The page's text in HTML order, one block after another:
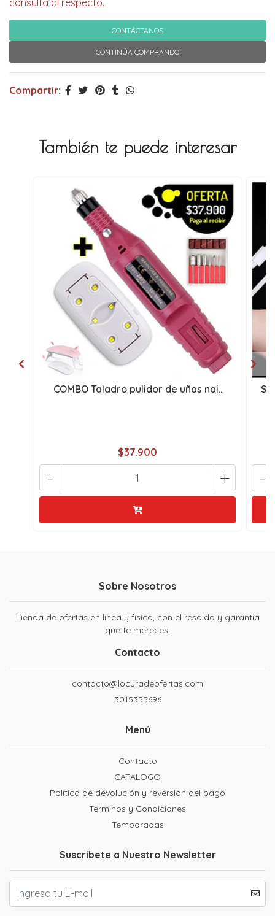
consulta al respecto.
CONTÁCTANOS
CONTINÚA COMPRANDO
Compartir:
También te puede interesar
COMBO Taladro pulidor de uñas nai..
$37.900
+
- -
Sobre Nosotros
Tienda de ofertas en linea y fisica, con el resaldo y garantia
que te mereces.
Contacto
contacto@locuradeofertas.com
3015355696
Menú
Contacto
CATALOGO
Política de devolución y reversión del pago
Terminos y Condiciones
Temporadas
Suscríbete a Nuestro Newsletter